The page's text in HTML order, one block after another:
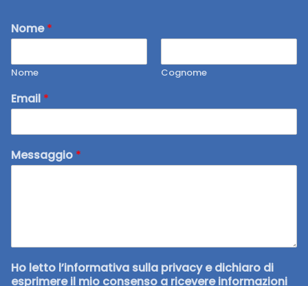
Nome*
Nome Cognome
Email *
Messaggio *
Ho letto l’informativa sulla privacy e dichiaro di
esprimere il mio consenso a ricevere informazioni